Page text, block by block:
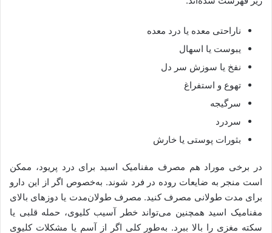
ناراحتی معده یا درد معده
یبوست یا اسهال
نفخ یا سوزش سر دل
تهوع و استفراغ
سرگیجه
سردرد
بثورات پوستی یا خارش
در برخی موراد هم مصرف مفنامیک اسید برای درد پریود، ممکن
است منجر به ضایعات روده در فرد شوند. به‌خصوص اگر از این دارو
برای مدت طولانی مصرف کنید. مصرف طولان‌مدت یا دوزهای بالای
مفنامیک اسید همچنین می‌تواند خطر آسیب کلیوی، حمله قلبی یا
سکته مغزی را بالا ببرد. به‌طور کلی اگر از آسم یا مشکلات کلیوی